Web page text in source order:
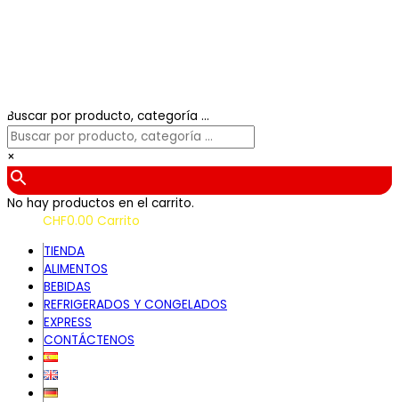
Buscar por producto, categoría ...
×
No hay productos en el carrito.
CHF0.00 Carrito
TIENDA
ALIMENTOS
BEBIDAS
REFRIGERADOS Y CONGELADOS
EXPRESS
CONTÁCTENOS